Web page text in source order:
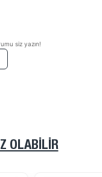
siz yazın!
OLABILIR